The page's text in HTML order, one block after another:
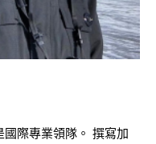
際專業領隊。 撰寫加